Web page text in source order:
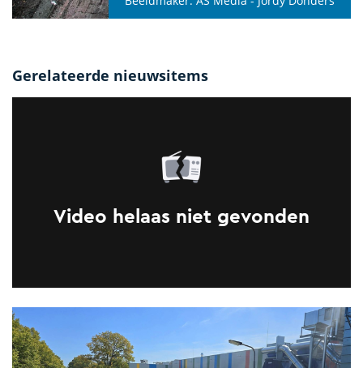
Gerelateerde nieuwsitems